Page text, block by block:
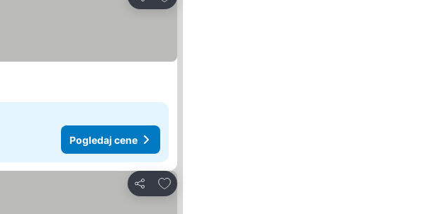
Deli
Pogledaj cene
Deli
Dodati u favorite